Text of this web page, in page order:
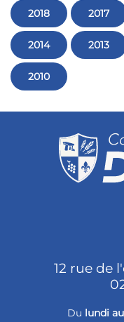
2018 2017
2014 2013
2010
12 rue de
Du lundi